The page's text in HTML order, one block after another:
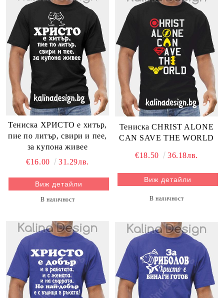
Тениска ХРИСТО е хитър,
пие по литър, свири и пее,
за купона живее
€16.00
31.29лв.
Виж детайли
В наличност
Тениска CHRIST ALONE
CAN SAVE THE WORLD
€18.50 36.18лв.
Виж детайли
В наличност